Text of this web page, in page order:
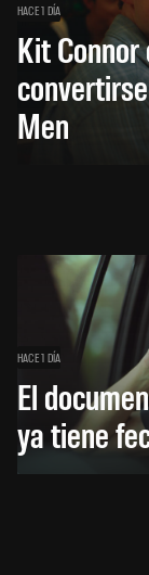
HACE 1 DÍA
Kit
Men
HACE 1 DÍA
El
ya tiene